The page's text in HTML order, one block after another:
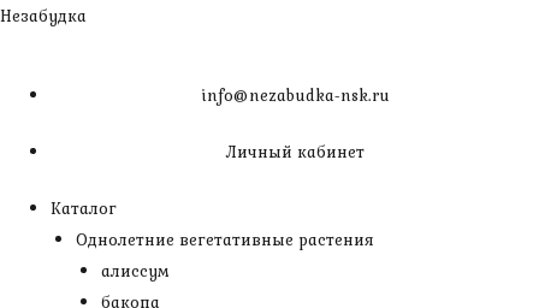
Незабудка
info@nezabudka-nsk.ru
Личный кабинет
Каталог
Однолетние вегетативные растения
алиссум
бакопа